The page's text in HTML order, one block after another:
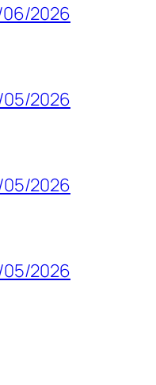
06/2026
2026
2026
2026